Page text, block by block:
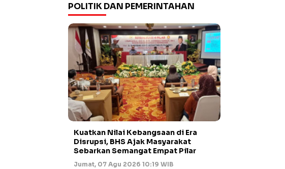
POLITIK DAN PEMERINTAHAN
Kuatkan Nilai Kebangsaan di Era
Disrupsi, BHS Ajak Masyarakat
Sebarkan Semangat Empat Pilar
Jumat, 07 Agu 2026 10:19 WIB